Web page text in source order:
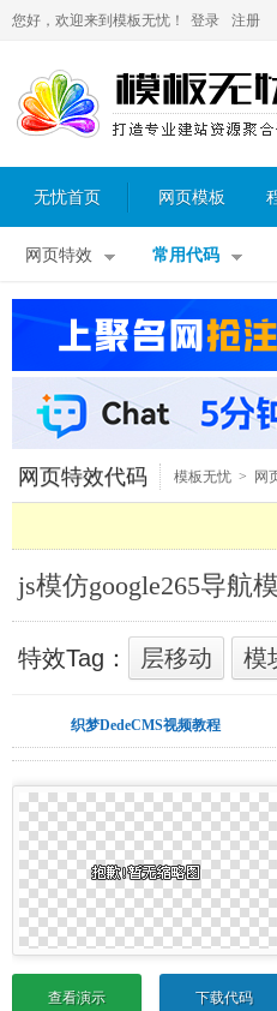
您好，欢迎来到模板无忧！ 登录 注册
无忧首页 网页模板
网页特效 常用代码
网页特效代码 模板无忧 > 网
特效Tag： 层移动 模
织梦DedeCMS视频教程
查看演示 下载代码